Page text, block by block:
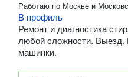
Работаю по Москве и
В профиль
Ремонт и диагностика
любой сложности. Выезд.
машинки.